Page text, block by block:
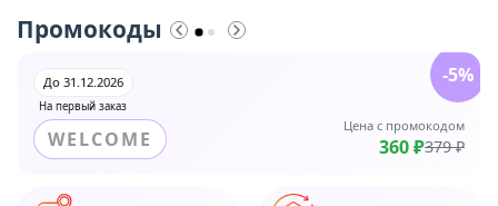
Промокоды
На первый заказ
До 31.12.2026
WELCOME
Цена с промокодом
360 ₽379 ₽
-5%